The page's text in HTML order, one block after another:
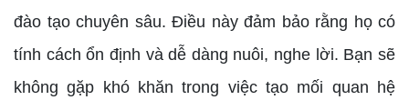
đào tạo chuyên sâu. Điều này đảm bảo rằng họ có
tính cách ổn định và dễ dàng nuôi, nghe lời. Bạn sẽ
không gặp khó khăn trong việc tạo mối quan hệ